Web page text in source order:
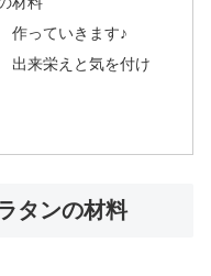
作っていきます♪
出来栄えと気を付け
タンの材料